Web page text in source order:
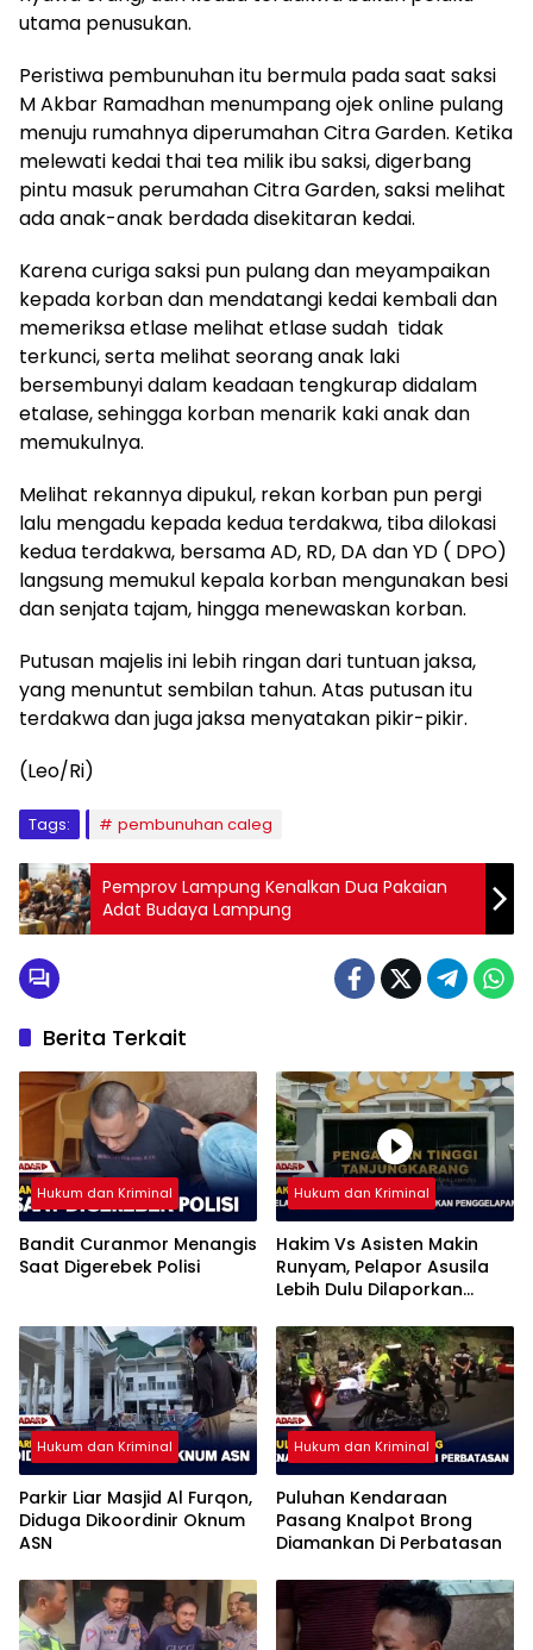
utama penusukan.
Peristiwa pembunuhan itu bermula pada saat saksi
M Akbar Ramadhan menumpang ojek online pulang
menuju rumahnya diperumahan Citra Garden. Ketika
melewati kedai thai tea milik ibu saksi, digerbang
pintu masuk perumahan Citra Garden, saksi melihat
ada anak-anak berdada disekitaran kedai.
Karena curiga saksi pun pulang dan meyampaikan
kepada korban dan mendatangi kedai kembali dan
memeriksa etlase melihat etlase sudah tidak
terkunci, serta melihat seorang anak laki
bersembunyi dalam keadaan tengkurap didalam
etalase, sehingga korban menarik kaki anak dan
memukulnya.
Melihat rekannya dipukul, rekan korban pun pergi
lalu mengadu kepada kedua terdakwa, tiba dilokasi
kedua terdakwa, bersama AD, RD, DA dan YD ( DPO)
langsung memukul kepala korban mengunakan besi
dan senjata tajam, hingga menewaskan korban.
Putusan majelis ini lebih ringan dari tuntuan jaksa,
yang menuntut sembilan tahun. Atas putusan itu
terdakwa dan juga jaksa menyatakan pikir-pikir.
(Leo/Ri)
Tags: pembunuhan caleg
Pemprov Lampung Kenalkan Dua Pakaian
Adat Budaya Lampung
Berita Terkait
Hukum dan Kriminal
Bandit Curanmor Menangis
Saat Digerebek Polisi
Hukum dan Kriminal
Hakim Vs Asisten Makin
Runyam, Pelapor Asusila
Lebih Dulu Dilaporkan
Hukum dan Kriminal
Parkir Liar Masjid Al Furqon,
Diduga Dikoordinir Oknum
ASN
Hukum dan Kriminal
Puluhan Kendaraan
Pasang Knalpot Brong
Diamankan Di Perbatasan